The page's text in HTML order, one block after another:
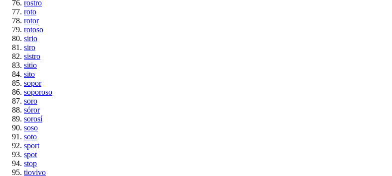
rostro
roto
rotor
rotoso
sirio
siro
sistro
sitio
sito
sopor
soporoso
soro
sóror
sorosí
soso
soto
sport
spot
stop
tiovivo